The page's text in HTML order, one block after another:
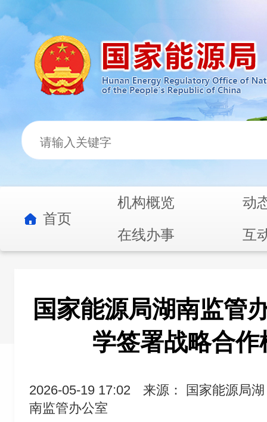
首页
机构概览
动
在线办事
互
国家能源局湖南监管
学签署战略合作
2026-05-19 17:02
来源： 国家能源局湖
南监管办公室